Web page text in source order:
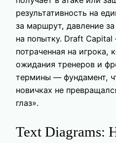
результативность на
за маршрут, давление
на попытку. Draft
потраченная на игрока,
ожидания тренеров и
термины — фундамент,
новичках не
глаз».
Text Diagrams: